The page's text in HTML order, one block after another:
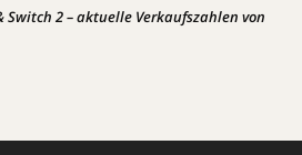
Switch 2 – aktuelle Verkaufszahlen von